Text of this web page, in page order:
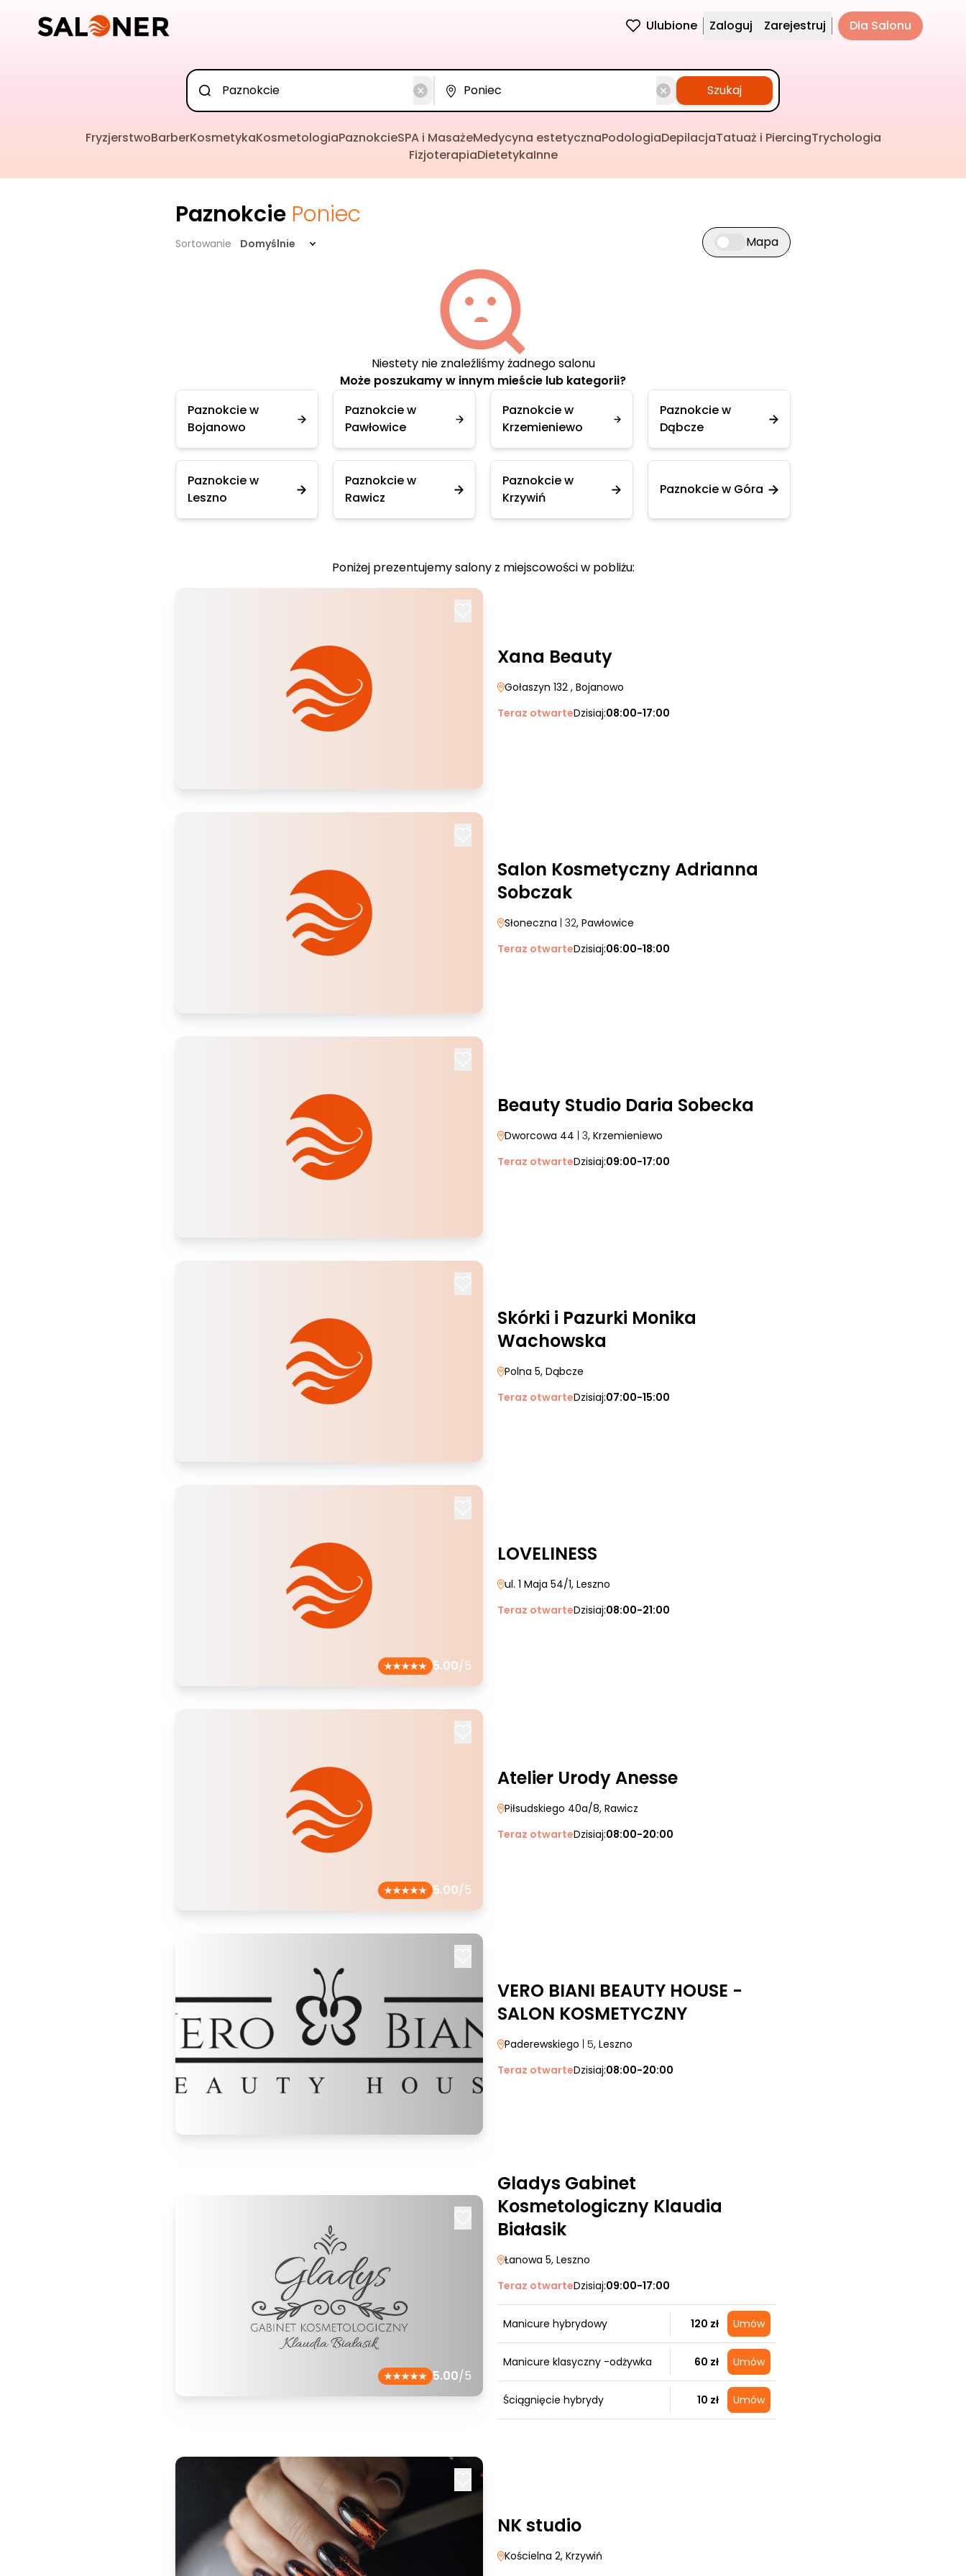
Ulubione Zaloguj Zarejestruj Dla Salonu
Szukaj
FryzjerstwoBarberKosmetykaKosmetologiaPaznokcieSPA i MasażeMedycyna estetycznaPodologiaDepilacjaTatuaż i PiercingTrychologia
FizjoterapiaDietetykaInne
Paznokcie Poniec
Sortowanie Domyślnie Przełącz widok mapy
Mapa
Niestety nie znaleźliśmy żadnego salonu
Może poszukamy w innym mieście lub kategorii?
Paznokcie w
Bojanowo
Paznokcie w
Pawłowice
Paznokcie w
Krzemieniewo
Paznokcie w
Dąbcze
Paznokcie w
Leszno
Paznokcie w
Rawicz
Paznokcie w
Krzywiń
Paznokcie w Góra
Poniżej prezentujemy salony z miejscowości w pobliżu:
Xana Beauty
Gołaszyn 132 , Bojanowo
Teraz otwarteDzisiaj:08:00-17:00
Salon Kosmetyczny Adrianna
Sobczak
Słoneczna | 32, Pawłowice
Teraz otwarteDzisiaj:06:00-18:00
Beauty Studio Daria Sobecka
Dworcowa 44 | 3, Krzemieniewo
Teraz otwarteDzisiaj:09:00-17:00
Skórki i Pazurki Monika
Wachowska
Polna 5, Dąbcze
Teraz otwarteDzisiaj:07:00-15:00
5.00/5
LOVELINESS
ul. 1 Maja 54/1, Leszno
Teraz otwarteDzisiaj:08:00-21:00
5.00/5
Atelier Urody Anesse
Piłsudskiego 40a/8, Rawicz
Teraz otwarteDzisiaj:08:00-20:00
VERO BIANI BEAUTY HOUSE -
SALON KOSMETYCZNY
Paderewskiego | 5, Leszno
Teraz otwarteDzisiaj:08:00-20:00
5.00/5
Gladys Gabinet
Kosmetologiczny Klaudia
Białasik
Łanowa 5, Leszno
Teraz otwarteDzisiaj:09:00-17:00
Manicure hybrydowy 120 zł Umów
Manicure klasyczny -odżywka 60 zł Umów
Ściągnięcie hybrydy 10 zł Umów
NK studio
Kościelna 2, Krzywiń